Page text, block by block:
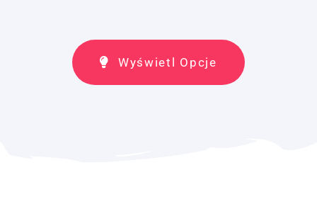
Wyświetl Opcje